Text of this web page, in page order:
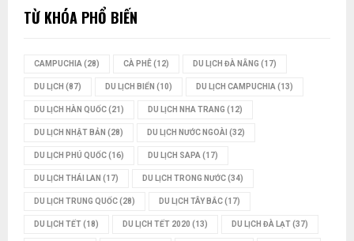
TỪ KHÓA PHỔ BIẾN
CAMPUCHIA (28) CÀ PHÊ(12) DU LỊCH ĐÀ NẴNG (17)
DU LỊCH (87) DU LỊCH BIỂN (10) DU LỊCH CAMPUCHIA (13)
DU LỊCH HÀN QUỐC(21) DU LỊCH NHA TRANG (12)
DU LỊCH NHẬT BẢN (28) DU LỊCH NƯỚC NGOÀI (32)
DU LỊCH PHÚ QUỐC(16) DU LỊCH SAPA (17)
DU LỊCH THÁI LAN (17) DU LỊCH TRONG NƯỚC(34)
DU LỊCH TRUNG QUỐC(28) DU LỊCH TÂY BẮC(17)
DU LỊCH TẾT(18) DU LỊCH TẾT 2020 (13) DU LỊCH ĐÀ LẠT(37)